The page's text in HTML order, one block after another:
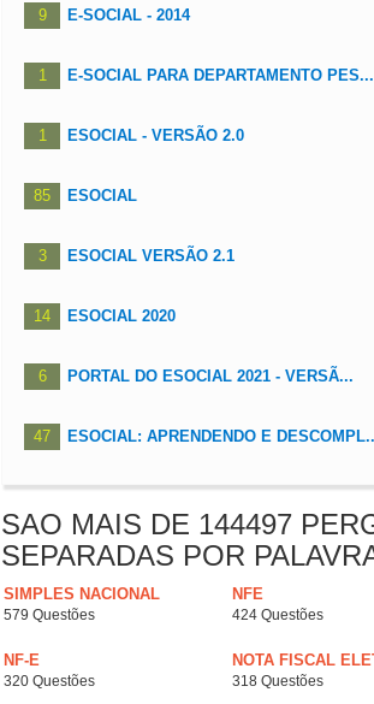
9 E-SOCIAL - 2014
1 E-SOCIAL PARA DEPARTAMENTO PES...
1 ESOCIAL - VERSÃO 2.0
85 ESOCIAL
3 ESOCIAL VERSÃO 2.1
14 ESOCIAL 2020
6 PORTAL DO ESOCIAL 2021 - VERSÃ...
47 ESOCIAL: APRENDENDO E
SAO MAIS DE 144497
SEPARADAS POR
SIMPLES NACIONAL
579 Questões
NFE
424 Questões
NF-E
320 Questões
NOTA FISCAL
318 Questões